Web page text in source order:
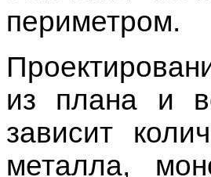
- Набивные.
Такой
возведения
основания.